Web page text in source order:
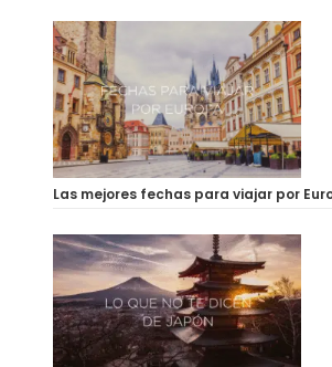
Las mejores fechas para viajar por